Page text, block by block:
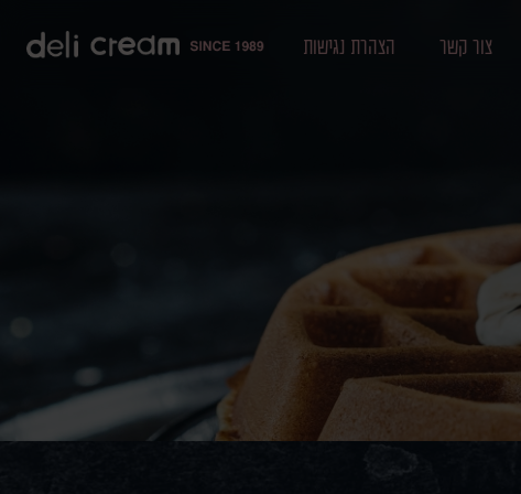
צור קשר הצהרת נגישות